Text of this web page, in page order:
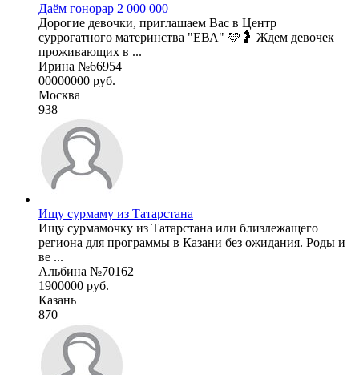
Даём гонорар 2 000 000
Дорогие девочки, приглашаем Вас в Центр
суррогатного материнства "ЕВА" 🩵🤰 Ждем девочек
проживающих в ...
Ирина №66954
00000000 руб.
Москва
938
Ищу сурмаму из Татарстана
Ищу сурмамочку из Татарстана или близлежащего
региона для программы в Казани без ожидания. Роды и
ве ...
Альбина №70162
1900000 руб.
Казань
870